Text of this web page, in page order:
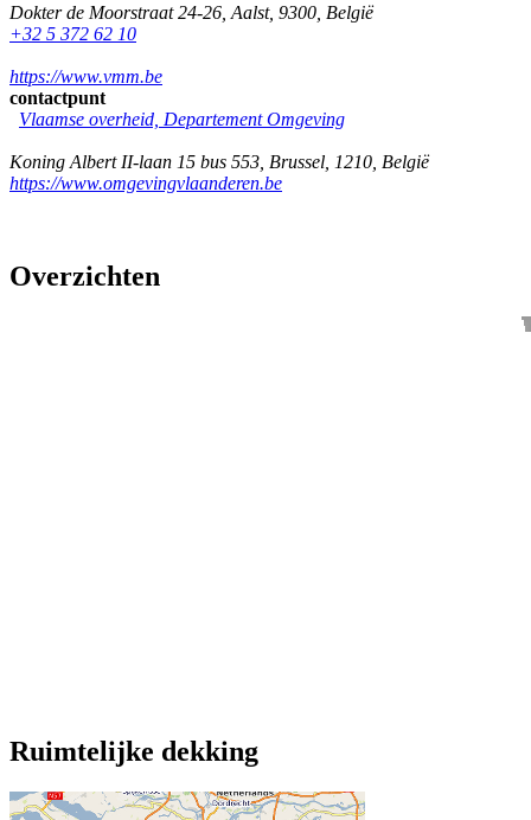
Dokter de Moorstraat 24-26 Aalst, 9300 België
+32 5 372 62 10
https://www.vmm.be
contactpunt
Vlaamse overheid, Departement Omgeving
Koning Albert II-laan 15 bus 553 Brussel 1210 België
https://www.omgevingvlaanderen.be
Overzichten
Ruimtelijke dekking